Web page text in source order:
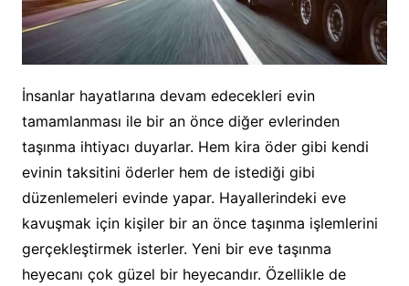
İnsanlar hayatlarına devam edecekleri evin
tamamlanması ile bir an önce diğer evlerinden
taşınma ihtiyacı duyarlar. Hem kira öder gibi kendi
evinin taksitini öderler hem de istediği gibi
düzenlemeleri evinde yapar. Hayallerindeki eve
kavuşmak için kişiler bir an önce taşınma işlemlerini
gerçekleştirmek isterler. Yeni bir eve taşınma
heyecanı çok güzel bir heyecandır. Özellikle de